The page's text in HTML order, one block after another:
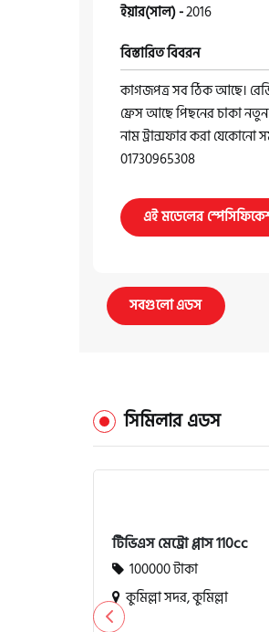
ইয়ার(সাল) -2016
বিস্তারিত বিবরন
কাগজপত্র সব ঠিক আছে।
ফ্রেস আছে পিছনের চাকা নতুন
নাম ট্রান্সফার করা যেকোনো
01730965308
এই মডেলের
সবগুলো এডস
সিমিলার এডস
টিভিএস মেট্রো প্লাস 110cc
100000 টাকা
কুমিল্লা সদর, কুমিল্লা